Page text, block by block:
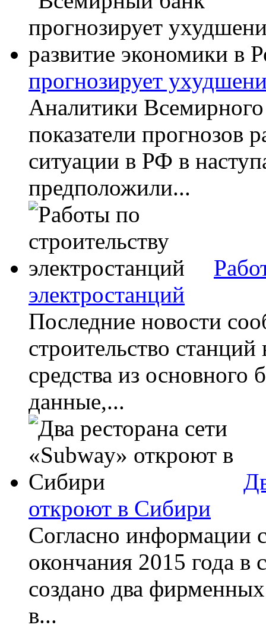
прогнозирует
Аналитики
показатели прогнозов
ситуации в РФ в
предположили...
электростанций
Последние новости
строительство
средства из
данные,...
откроют в Сибири
Согласно информации
окончания 2015 года в
создано два
в...